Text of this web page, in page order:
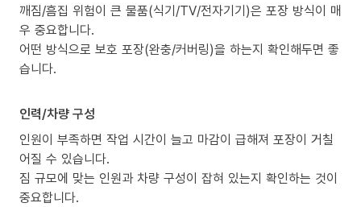
깨짐/흠집 위험이 큰 물품(식기/TV/전자기기)은 포장 방식이 매
우 중요합니다.
어떤 방식으로 보호 포장(완충/커버링)을 하는지 확인해두면 좋
습니다.
인력/차량 구성
인원이 부족하면 작업 시간이 늘고 마감이 급해져 포장이 거칠
어질 수 있습니다.
짐 규모에 맞는 인원과 차량 구성이 잡혀 있는지 확인하는 것이
중요합니다.